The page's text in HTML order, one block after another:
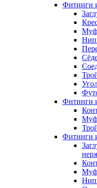
Фитинги
Фитинги
Фитинги